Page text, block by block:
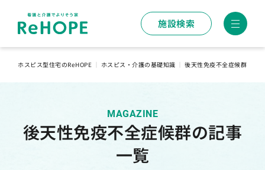
施設検索
ホスピス型住宅のReHOPE ホスピス・介護の基礎知識 後天性免疫不全症候群につ
MAGAZINE
後天性免疫不全症候群の記事
一覧